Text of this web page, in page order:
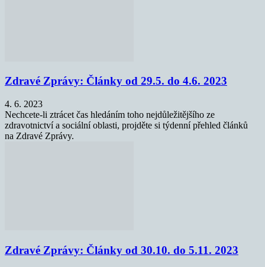
Zdravé Zprávy: Články od 29.5. do 4.6. 2023
4. 6. 2023
Nechcete-li ztrácet čas hledáním toho nejdůležitějšího ze
zdravotnictví a sociální oblasti, projděte si týdenní přehled článků
na Zdravé Zprávy.
Zdravé Zprávy: Články od 30.10. do 5.11. 2023